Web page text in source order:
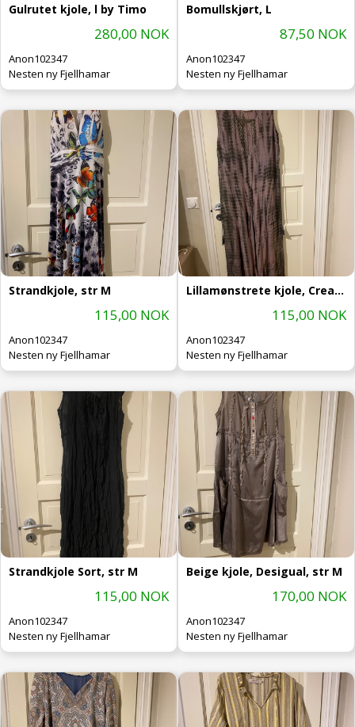
Gulrutet kjole, l by Timo
280,00 NOK
Anon102347
Nesten ny Fjellhamar
Bomullskjørt, L
87,50 NOK
Anon102347
Nesten ny Fjellhamar
Strandkjole, str M
115,00 NOK
Anon102347
Nesten ny Fjellhamar
Lillamønstrete kjole, Cream, str 38
115,00 NOK
Anon102347
Nesten ny Fjellhamar
Strandkjole Sort, str M
115,00 NOK
Anon102347
Nesten ny Fjellhamar
Beige kjole, Desigual, str M
170,00 NOK
Anon102347
Nesten ny Fjellhamar